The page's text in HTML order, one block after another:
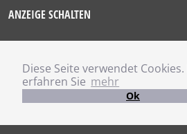
Diese Seite verwendet
erfahren Sie mehr
Ok
ANZEIGE SCHALTEN
IMPRESSUM
DATENSCHUTZ